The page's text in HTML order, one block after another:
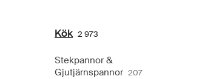
Kök 2 973
Stekpannor &
Gjutjärnspannor 207